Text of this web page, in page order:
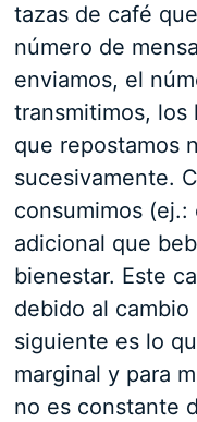
tazas de café
número de
enviamos, el
transmitimos, los
que repostamos
sucesivamente.
consumimos
adicional que
bienestar. Este
debido al
siguiente es lo
marginal y para
no es constante